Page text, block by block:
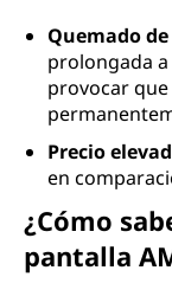
Quemado
prolongada
provocar
Precio
en
¿Cómo
pantalla